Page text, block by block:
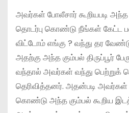
அவர்கள் போலீசார் கூறியபடி
தொடர்பு கொண்டு நீங்கள் கேட்ட
விட்டோம் எங்கு ? வந்து தர
அதற்கு அந்த கும்பல் திருப்பூர்
வந்தால் அவர்கள் வந்து
தெரிவித்தனர். அதன்படி
கொண்டு அந்த கும்பல் கூறிய